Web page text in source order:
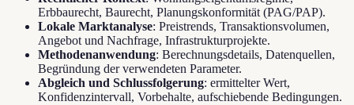
Erbbaurecht, Baurecht, Planungskonformität (PAG/PAP).
Lokale Marktanalyse: Preistrends, Transaktionsvolumen,
Angebot und Nachfrage, Infrastrukturprojekte.
Methodenanwendung: Berechnungsdetails, Datenquellen,
Begründung der verwendeten Parameter.
Abgleich und Schlussfolgerung: ermittelter Wert,
Konfidenzintervall, Vorbehalte, aufschiebende Bedingungen.